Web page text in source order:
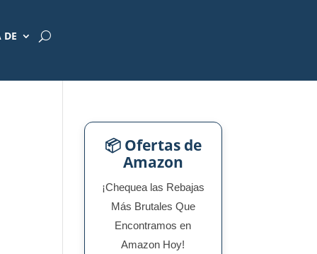
DE
📦 Ofertas de
Amazon
¡Chequea las Rebajas
Más Brutales Que
Encontramos en
Amazon Hoy!